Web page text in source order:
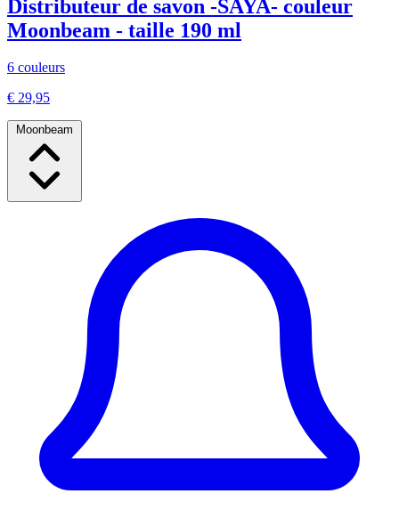
Distributeur de savon -SAYA- couleur
Moonbeam - taille 190 ml
6 couleurs
€ 29,95
Moonbeam